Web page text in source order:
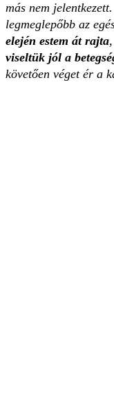
más nem
legmeglepőbb az
elején estem át rajta
viseltük jól a
követően véget ér a